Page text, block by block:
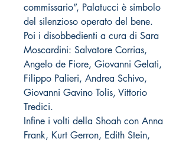
commissario”, Palatucci è simbolo
del silenzioso operato del bene.
Poi i disobbedienti a cura di Sara
Moscardini: Salvatore Corrias,
Angelo de Fiore, Giovanni Gelati,
Filippo Palieri, Andrea Schivo,
Giovanni Gavino Tolis, Vittorio
Tredici.
Infine i volti della Shoah con Anna
Frank, Kurt Gerron, Edith Stein,